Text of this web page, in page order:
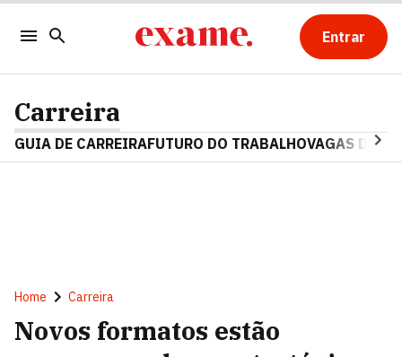
Entrar
Carreira
GUIA DE CARREIRAFUTURO DO TRABALHOVAGAS DE
Home Carreira
Novos formatos estão